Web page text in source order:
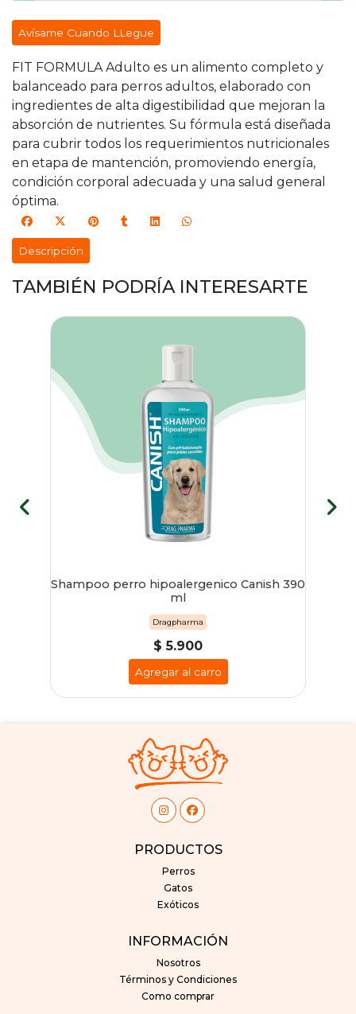
Avísame Cuando LLegue
FIT FORMULA Adulto es un alimento completo y
balanceado para perros adultos, elaborado con
ingredientes de alta digestibilidad que mejoran la
absorción de nutrientes. Su fórmula está diseñada
para cubrir todos los requerimientos nutricionales
en etapa de mantención, promoviendo energía,
condición corporal adecuada y una salud general
óptima.
Descripción
TAMBIÉN PODRÍA INTERESARTE
Shampoo perro hipoalergenico Canish 390
ml
Dragpharma
$ 5.900
Agregar al carro
PRODUCTOS
Perros
Gatos
Exóticos
INFORMACIÓN
Nosotros
Términos y Condiciones
Como comprar